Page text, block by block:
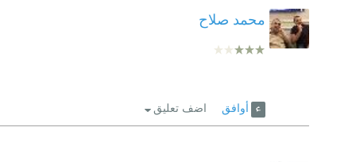
محمد صلاح
أوافق اضف تعليق